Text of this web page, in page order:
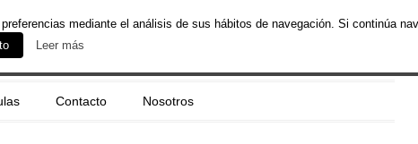
Contacto Nosotros
mediante el análisis de sus hábitos de navegación. Si continúa
Leer más